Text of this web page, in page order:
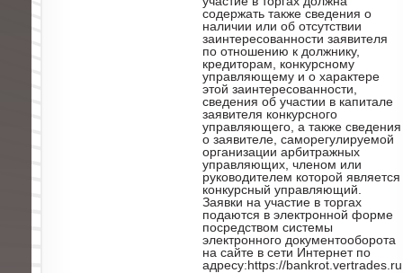
содержать также сведения о
наличии или об отсутствии
заинтересованности заявителя
по отношению к должнику,
кредиторам, конкурсному
управляющему и о характере
этой заинтересованности,
сведения об участии в капитале
заявителя конкурсного
управляющего, а также сведения
о заявителе, саморегулируемой
организации арбитражных
управляющих, членом или
руководителем которой является
конкурсный управляющий.
Заявки на участие в торгах
подаются в электронной форме
посредством системы
электронного документооборота
на сайте в сети Интернет по
адресу:https://bankrot.vertrades.ru